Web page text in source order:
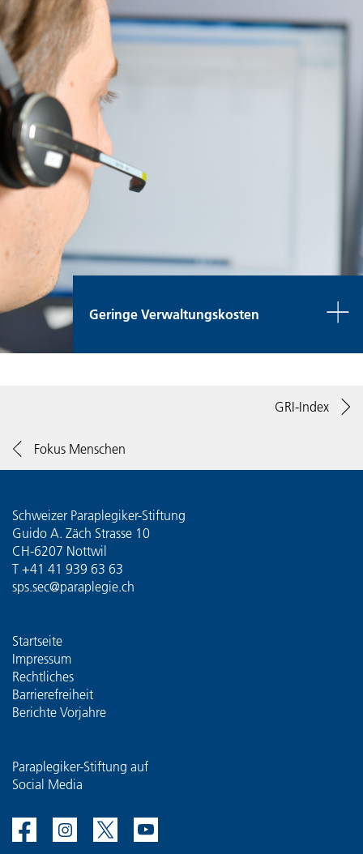
Geringe Verwaltungskosten
Fokus Menschen
GRI-Index
Schweizer Paraplegiker-Stiftung
Guido A. Zäch Strasse 10
CH-6207 Nottwil
T +41 41 939 63 63
sps.sec@paraplegie.ch
Startseite
Impressum
Rechtliches
Barrierefreiheit
Berichte Vorjahre
Paraplegiker-Stiftung auf
Social Media